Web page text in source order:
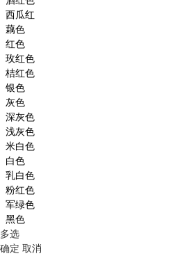
西瓜红
藕色
红色
玫红色
桔红色
银色
灰色
深灰色
浅灰色
米白色
白色
乳白色
粉红色
军绿色
黑色
多选
确定 取消